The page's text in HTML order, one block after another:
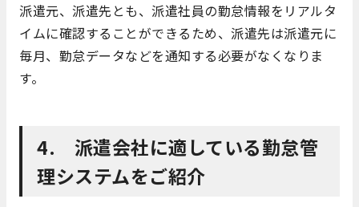
派遣元、派遣先とも、派遣社員の勤怠情報をリアルタ
イムに確認することができるため、派遣先は派遣元に
毎月、勤怠データなどを通知する必要がなくなりま
す。
4. 派遣会社に適している勤怠管
理システムをご紹介